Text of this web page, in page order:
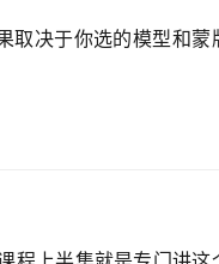
取决于你选的模型和蒙